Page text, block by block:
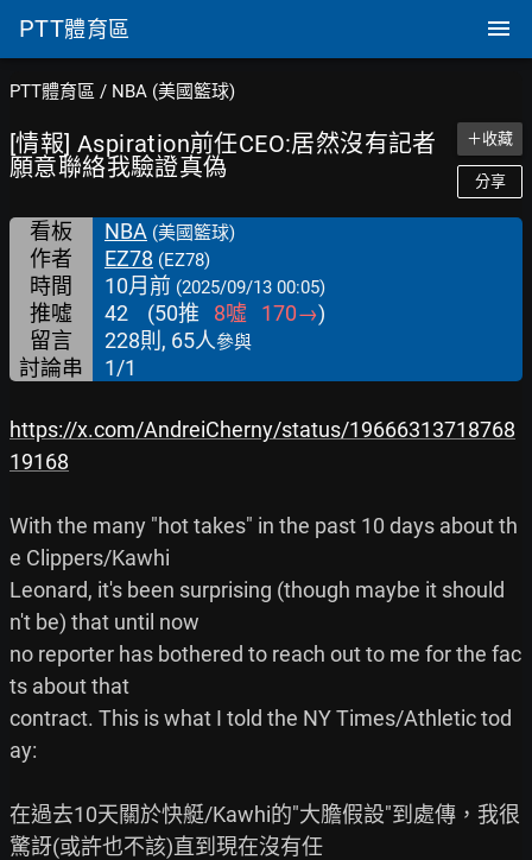
PTT體育區
PTT體育區 / NBA (美國籃球)
[情報] Aspiration前任CEO:居然沒有記者
願意聯絡我驗證真偽
＋收藏
分享
看板 NBA (美國籃球)
作者 EZ78 (EZ78)
時間 10月前 (2025/09/13 00:05)
推噓 42 (50推 8噓 170→)
留言
228則, 65人參與
討論串 1/1
https://x.com/AndreiCherny/status/19666313718768
19168
With the many "hot takes" in the past 10 days about th
e Clippers/Kawhi
Leonard, it's been surprising (though maybe it should
n't be) that until now
no reporter has bothered to reach out to me for the fac
ts about that
contract. This is what I told the NY Times/Athletic tod
ay:
在過去10天關於快艇/Kawhi的"大膽假設"到處傳，我很
驚訝(或許也不該)直到現在沒有任